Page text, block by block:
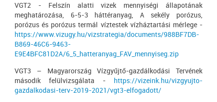
VGT2 - Felszín alatti vizek mennyiségi állapotának
meghatározása, 6-5-3 háttéranyag, A sekély porózus,
porózus és porózus termál víztestek vízháztartási mérlege -
https://www.vizugy.hu/vizstrategia/documents/988BF7DB-
B869-46C6-9463-
E9E4BFC81D2A/6_5_hatteranyag_FAV_mennyiseg.zip
VGT3 – Magyarország Vízgyűjtő-gazdálkodási Tervének
második felülvizsgálata - https://vizeink.hu/vizgyujto-
gazdalkodasi-terv-2019-2021/vgt3-elfogadott/